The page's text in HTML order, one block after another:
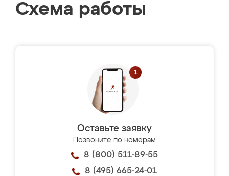
Схема работы
Оставьте заявку
Позвоните по номерам
8 (800) 511-89-55
8 (495) 665-24-01